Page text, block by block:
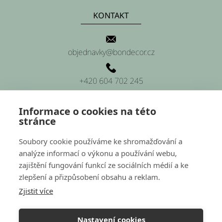
Informace o cookies na této
stránce
Soubory cookie používáme ke shromažďování a
analýze informací o výkonu a používání webu,
zajištění fungování funkcí ze sociálních médií a ke
zlepšení a přizpůsobení obsahu a reklam.
Zjistit více
Nastavení cookies
KONTAKT
objednavky@bondecor.cz
+420 604 702 245
Platnéřská 88/9, Praha 1 (sídlo firmy)
Hluchov 157, 798 41 Hluchov (provozovna a sklady)